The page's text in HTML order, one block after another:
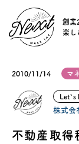
創業
楽し
住宅商品
イベント
2010/11/14 マ
Let`s
株式会
不動産取得